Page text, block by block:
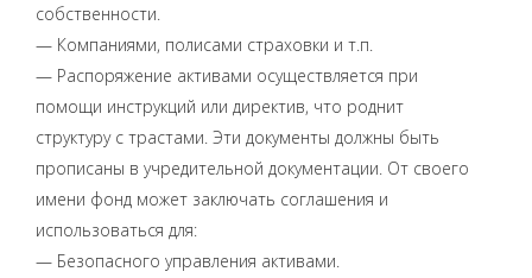
собственности.
— Компаниями, полисами страховки и т.п.
— Распоряжение активами осуществляется при
помощи инструкций или директив, что роднит
структуру с трастами. Эти документы должны быть
прописаны в учредительной документации. От своего
имени фонд может заключать соглашения и
использоваться для:
— Безопасного управления активами.